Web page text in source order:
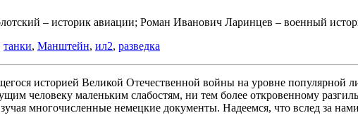
– историк авиации; Роман Иванович Ларинцев – военный
танки, Манштейн, ил2, разведка
историей Великой Отечественной войны на уровне популярной
человеку маленьким слабостям, ни тем более откровенному
многочисленные немецкие документы. Надеемся, что вслед за